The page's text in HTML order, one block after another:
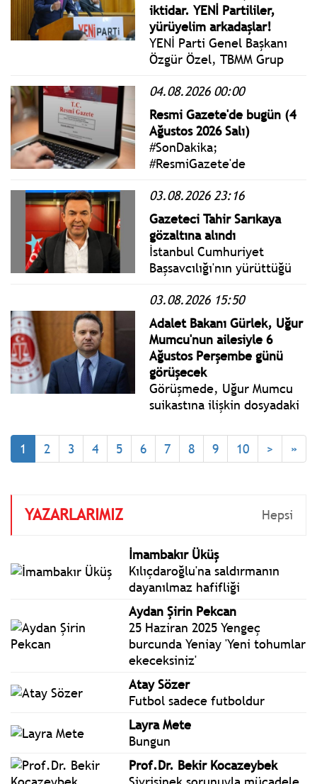
iktidar. YENİ Partililer,
yürüyelim arkadaşlar!
YENİ Parti Genel Başkanı
Özgür Özel, TBMM Grup
Geleceğimizi inşa
edeceğimiz bu üç ayda
sizleri harcı karmaya,
tuğlayı koymaya, yeni ve
büyük bir evi inşa etmeye
davet ediyorum.
04.08.2026 00:00
Resmi Gazete'de bugün (4
Ağustos 2026 Salı)
#SonDakika;
#ResmiGazete'de
Salı yönetmelik, genelge
ve tebliğler
takip edebilirsiniz.
03.08.2026 23:16
Gazeteci Tahir Sarıkaya
gözaltına alındı
İstanbul Cumhuriyet
Başsavcılığı'nın yürüttüğü
gazeteci Tahir Sarıkaya
hakkında gözaltı kararı
verildi.
03.08.2026 15:50
Adalet Bakanı Gürlek, Uğur
Mumcu'nun ailesiyle 6
Ağustos Perşembe günü
görüşecek
Görüşmede, Uğur Mumcu
suikastına ilişkin dosyadaki
yeni çalışmaların ele
alınması bekleniyor.
1 2 3 4 5 6 7 8 9 10 > »
YAZARLARIMIZ Hepsi
İmambakır Üküş
Kılıçdaroğlu'na saldırmanın
dayanılmaz hafifliği
Aydan Şirin Pekcan
25 Haziran 2025 Yengeç
burcunda Yeniay 'Yeni tohumlar
ekeceksiniz'
Atay Sözer
Futbol sadece futboldur
Layra Mete
Bungun
Prof.Dr. Bekir Kocazeybek